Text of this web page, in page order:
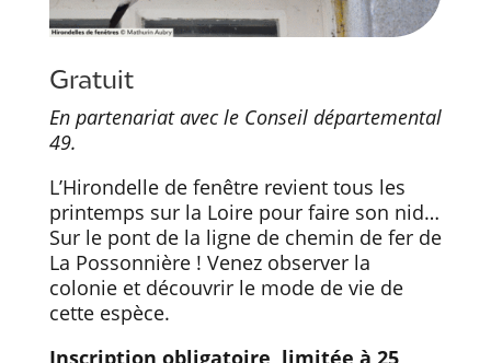
Gratuit
En partenariat avec le Conseil départemental
49.
L’Hirondelle de fenêtre revient tous les
printemps sur la Loire pour faire son nid…
Sur le pont de la ligne de chemin de fer de
La Possonnière ! Venez observer la
colonie et découvrir le mode de vie de
cette espèce.
Inscription obligatoire, limitée à 25